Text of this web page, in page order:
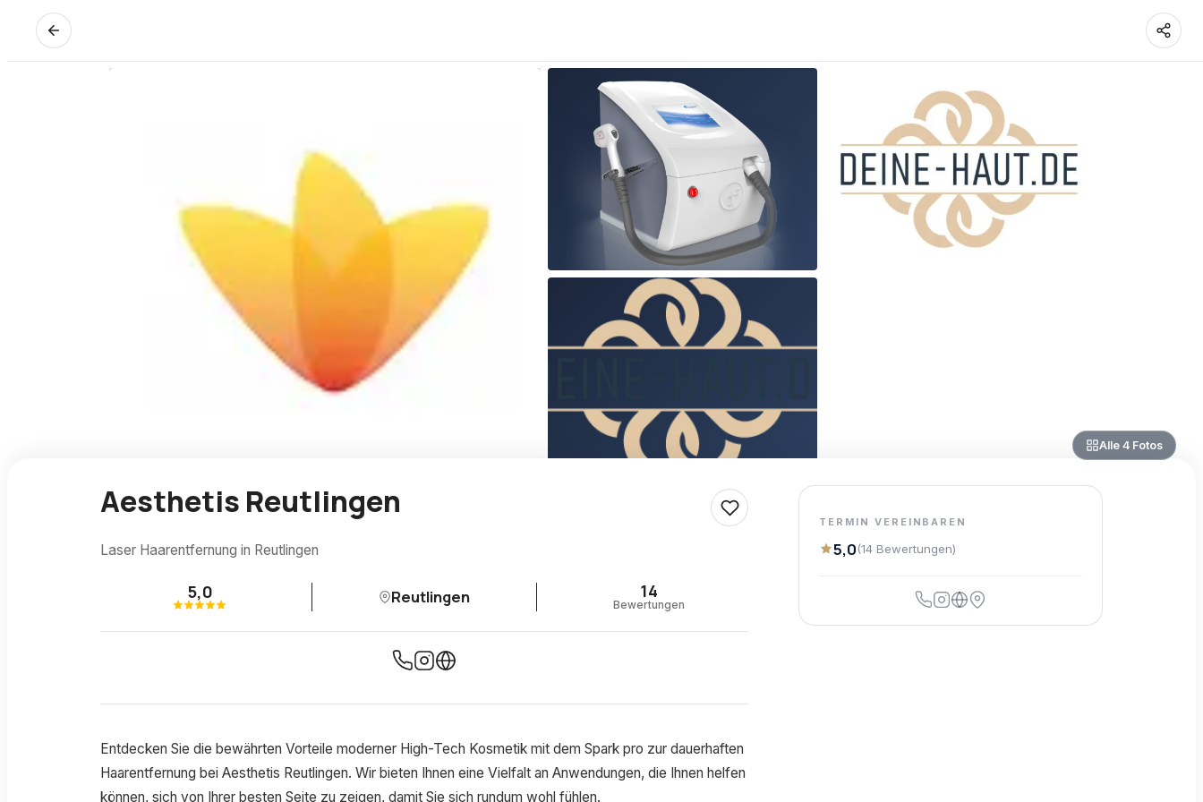
Alle 4 Fotos
Aesthetis Reutlingen
Laser Haarentfernung in Reutlingen
5,0 Reutlingen 14
Bewertungen
Entdecken Sie die bewährten Vorteile moderner High-Tech Kosmetik mit dem Spark pro zur dauerhaften
Haarentfernung bei Aesthetis Reutlingen. Wir bieten Ihnen eine Vielfalt an Anwendungen, die Ihnen helfen
können, sich von Ihrer besten Seite zu zeigen, damit Sie sich rundum wohl fühlen.
TERMIN VEREINBAREN
5,0(14 Bewertungen)